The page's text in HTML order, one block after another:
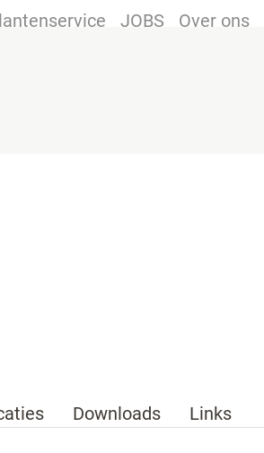
JOBS Over ons
Downloads Links